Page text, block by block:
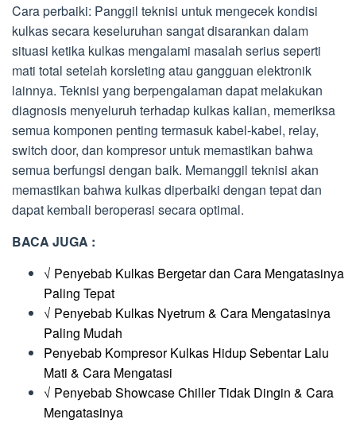
Cara perbaiki: Panggil teknisi untuk mengecek kondisi
kulkas secara keseluruhan sangat disarankan dalam
situasi ketika kulkas mengalami masalah serius seperti
mati total setelah korsleting atau gangguan elektronik
lainnya. Teknisi yang berpengalaman dapat melakukan
diagnosis menyeluruh terhadap kulkas kalian, memeriksa
semua komponen penting termasuk kabel-kabel, relay,
switch door, dan kompresor untuk memastikan bahwa
semua berfungsi dengan baik. Memanggil teknisi akan
memastikan bahwa kulkas diperbaiki dengan tepat dan
dapat kembali beroperasi secara optimal.
BACA JUGA :
√ Penyebab Kulkas Bergetar dan Cara Mengatasinya
Paling Tepat
√ Penyebab Kulkas Nyetrum & Cara Mengatasinya
Paling Mudah
Penyebab Kompresor Kulkas Hidup Sebentar Lalu
Mati & Cara Mengatasi
√ Penyebab Showcase Chiller Tidak Dingin & Cara
Mengatasinya